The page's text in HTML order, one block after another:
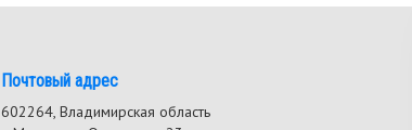
Почтовый адрес
602264, Владимирская область